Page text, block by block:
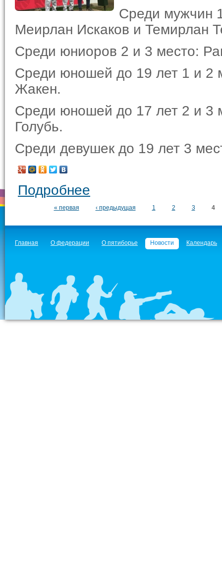
Среди мужчин
Меирлан Искаков и Темирлан
Среди юниоров 2 и 3 место:
Среди юношей до 19 лет 1 и 2
Жакен.
Среди юношей до 17 лет 2 и 3
Голубь.
Среди девушек до 19 лет 3
Подробнее
« первая ‹ предыдущая 1 2 3 4
Главная О федерации О пятиборье Новости Календарь